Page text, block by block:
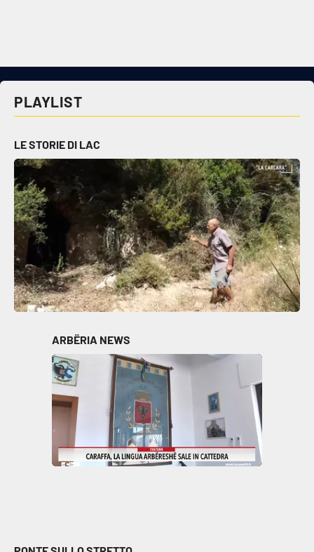
PLAYLIST
LE STORIE DI LAC
ARBËRIA NEWS